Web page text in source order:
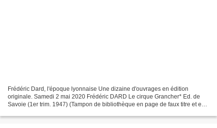
Frédéric Dard, l'époque lyonnaise Une dizaine d'ouvrages en édition
originale. Samedi 2 mai 2020 Frédéric DARD Le cirque Grancher* Ed. de
Savoie (1er trim. 1947) (Tampon de bibliothèque en page de faux titre et en